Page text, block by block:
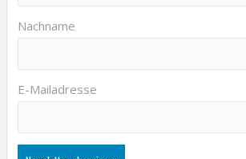
Nachname
E-Mailadresse